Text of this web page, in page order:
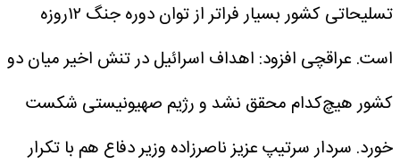
تسلیحاتی کشور بسیار فراتر از توان دوره جنگ ۱۲روزه
است. عراقچی افزود: اهداف اسرائیل در تنش اخیر میان دو
کشور هیچ‌کدام محقق نشد و رژیم صهیونیستی شکست
خورد. سردار سرتیپ عزیز ناصرزاده وزیر دفاع هم با تکرار